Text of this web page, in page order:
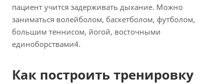
пациент учится задерживать дыхание. Можно
заниматься волейболом, баскетболом, футболом,
большим теннисом, йогой, восточными
единоборствами4.
Как построить тренировку